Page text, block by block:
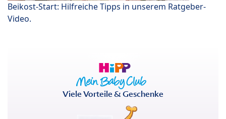
Beikost-Start: Hilfreiche Tipps in unserem Ratgeber-
Video.
Viele Vorteile & Geschenke